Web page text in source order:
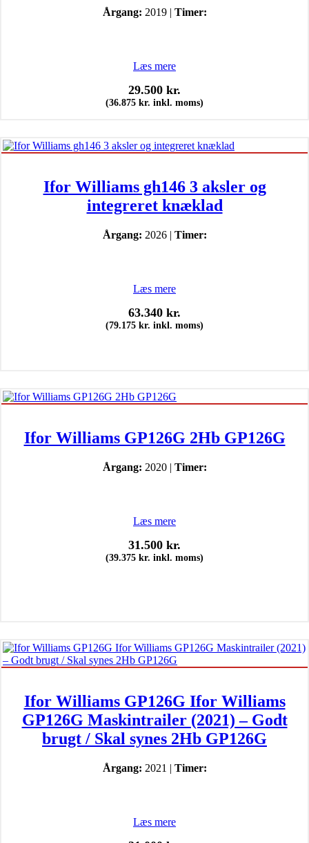
Årgang: 2019 | Timer:
Læs mere
29.500 kr.
(36.875 kr. inkl. moms)
Ifor Williams gh146 3 aksler og
integreret knæklad
Årgang: 2026 | Timer:
Læs mere
63.340 kr.
(79.175 kr. inkl. moms)
Ifor Williams GP126G 2Hb GP126G
Årgang: 2020 | Timer:
Læs mere
31.500 kr.
(39.375 kr. inkl. moms)
Ifor Williams GP126G Ifor Williams
GP126G Maskintrailer (2021) – Godt
brugt / Skal synes 2Hb GP126G
Årgang: 2021 | Timer:
Læs mere